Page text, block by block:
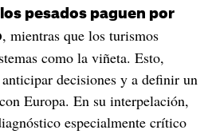
pesados paguen por
, mientras que los turismos
como la viñeta. Esto,
decisiones y a definir un
Europa. En su interpelación,
especialmente crítico